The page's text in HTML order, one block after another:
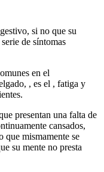
si no que su
de síntomas
en el
, es el , fatiga y
presentan una falta de
cansados,
que mismamente se
su mente no presta